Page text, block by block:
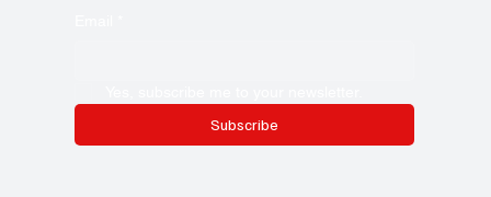
Subscribe